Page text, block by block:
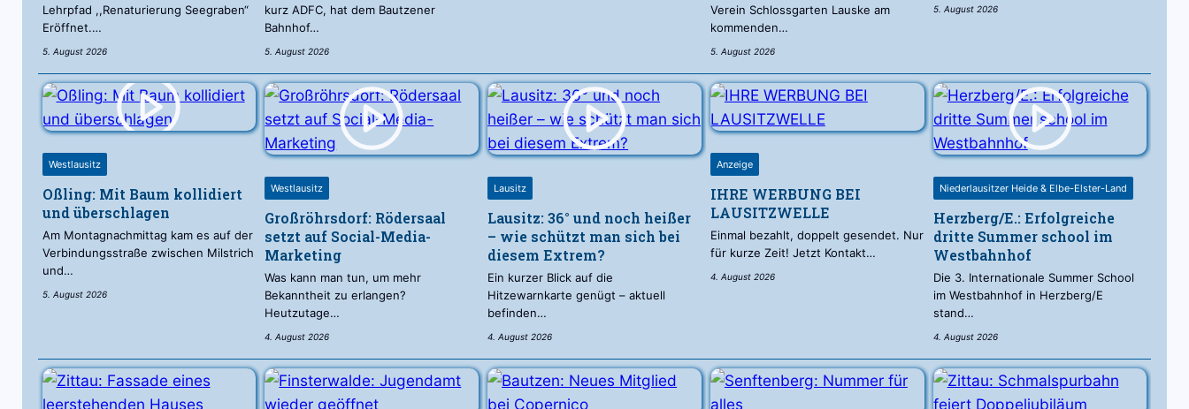
Lehrpfad ,,Renaturierung Seegraben“
Eröffnet.…
5. August 2026
kurz ADFC, hat dem Bautzener
Bahnhof…
5. August 2026
Verein Schlossgarten Lauske am
kommenden…
5. August 2026
5. August 2026
Westlausitz
Oßling: Mit Baum kollidiert
und überschlagen
Am Montagnachmittag kam es auf der
Verbindungsstraße zwischen Milstrich
und…
5. August 2026
Westlausitz
Großröhrsdorf: Rödersaal
setzt auf Social-Media-
Marketing
Was kann man tun, um mehr
Bekanntheit zu erlangen?
Heutzutage…
4. August 2026
Lausitz
Lausitz: 36° und noch heißer
– wie schützt man sich bei
diesem Extrem?
Ein kurzer Blick auf die
Hitzewarnkarte genügt – aktuell
befinden…
4. August 2026
Anzeige
IHRE WERBUNG BEI
LAUSITZWELLE
Einmal bezahlt, doppelt gesendet. Nur
für kurze Zeit! Jetzt Kontakt…
4. August 2026
Niederlausitzer Heide & Elbe-Elster-Land
Herzberg/E.: Erfolgreiche
dritte Summer school im
Westbahnhof
Die 3. Internationale Summer School
im Westbahnhof in Herzberg/E
stand…
4. August 2026